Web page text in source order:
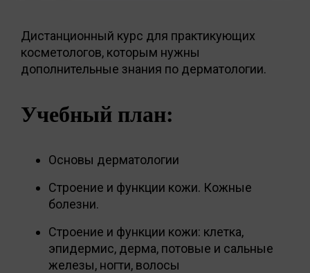
Дистанционный курс для практикующих
косметологов, которым нужны
дополнительные знания по дерматологии.
Учебный план:
Основы дерматологии
Строение и функции кожи. Кожные
болезни.
Строение и функции кожи: клетка,
эпидермис, дерма, потовые и сальные
железы, ногти, волосы